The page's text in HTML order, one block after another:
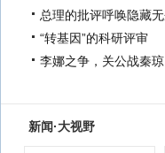
总理的批评呼唤隐藏
“转基因”的科研评审
李娜之争，关公战秦琼
新闻·大视野